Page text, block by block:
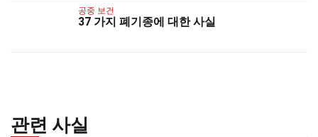
공중 보건
37 가지 폐기종에 대한 사실
관련 사실